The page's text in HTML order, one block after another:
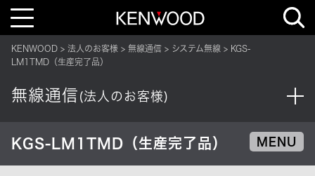
T
l
e
v
i
i
o
KENWOOD 法人のお客様 無線通信 システム無線
KGS-
LM1TMD（生産完了品）
無線通信 (法人のお客様)
KGS-LM1TMD（生産完了品） MENU